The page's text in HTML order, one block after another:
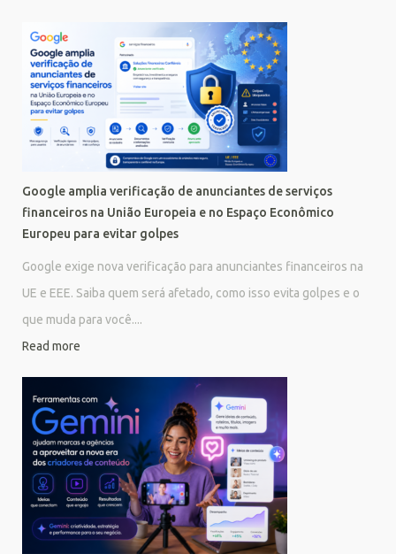
Google amplia verificação de anunciantes de serviços
financeiros na União Europeia e no Espaço Econômico
Europeu para evitar golpes
Google exige nova verificação para anunciantes financeiros na
UE e EEE. Saiba quem será afetado, como isso evita golpes e o
que muda para você....
Read more